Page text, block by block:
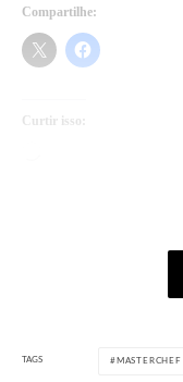
Compartilhe:
Curtir isso:
TAGS MASTERCHEF